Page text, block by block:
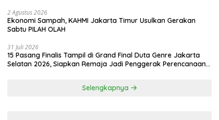
2 Agustus 2026
Ekonomi Sampah, KAHMI Jakarta Timur Usulkan Gerakan
Sabtu PILAH OLAH
31 Juli 2026
15 Pasang Finalis Tampil di Grand Final Duta Genre Jakarta
Selatan 2026, Siapkan Remaja Jadi Penggerak Perencanaan
Selengkapnya